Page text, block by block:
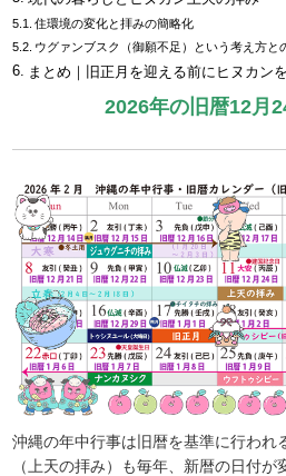
住環境の変化と拝みの簡略化
ウグァンブスク（御願不足）という考え方と
まとめ｜旧正月を迎える前にヒヌカン
2026年の旧暦12月
沖縄の年中行事は旧暦を基準に行われ
（上天の拝み）も毎年、新暦の日付が